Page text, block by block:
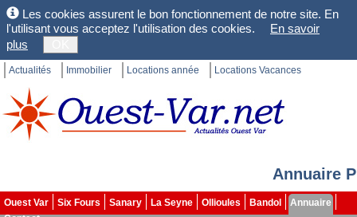
Les cookies assurent le bon fonctionnement de notre site. En
l'utilisant vous acceptez l'utilisation des cookies.
En savoir
plus
Actualités Immobilier Locations année Locations Vacances
Annuaire
Ouest Var Six Fours Sanary La Seyne Ollioules Bandol
Annuaire